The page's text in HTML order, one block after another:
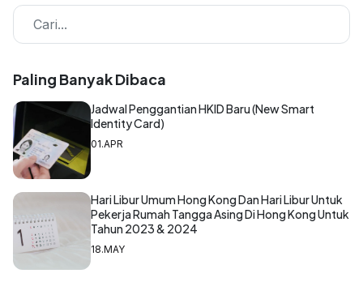
Paling Banyak Dibaca
Jadwal Penggantian HKID Baru (New Smart
Identity Card)
01.APR
Hari Libur Umum Hong Kong Dan Hari Libur Untuk
Pekerja Rumah Tangga Asing Di Hong Kong Untuk
Tahun 2023 & 2024
18.MAY